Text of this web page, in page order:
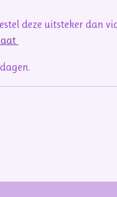
deze uitsteker dan